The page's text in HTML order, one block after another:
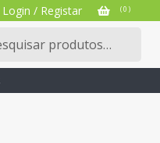
Login / Registar ( 0 )